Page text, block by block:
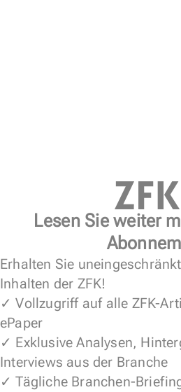
Lesen Sie weiter
Erhalten Sie
Inhalten der ZFK!
✓ Vollzugriff auf alle ZFK-
ePaper
✓ Exklusive Analysen,
Interviews aus der Branche
✓ Tägliche Branchen-